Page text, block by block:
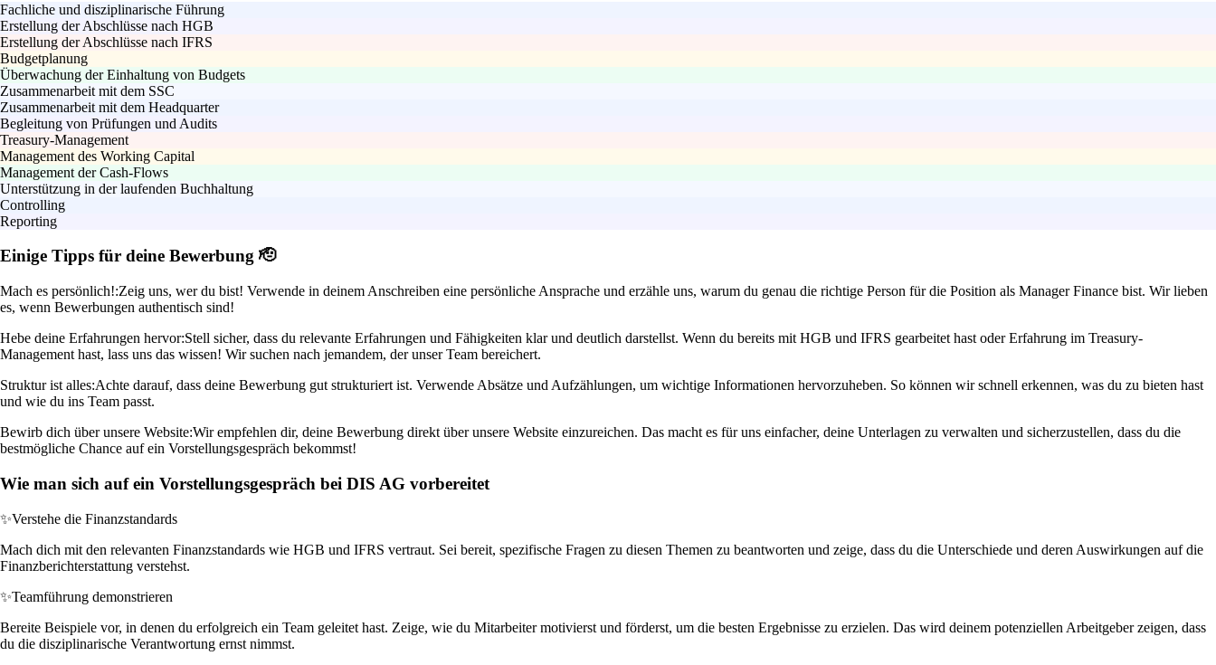
Fachliche und disziplinarische Führung
Erstellung der Abschlüsse nach HGB
Erstellung der Abschlüsse nach IFRS
Budgetplanung
Überwachung der Einhaltung von Budgets
Zusammenarbeit mit dem SSC
Zusammenarbeit mit dem Headquarter
Begleitung von Prüfungen und Audits
Treasury-Management
Management des Working Capital
Management der Cash-Flows
Unterstützung in der laufenden Buchhaltung
Controlling
Reporting
Einige Tipps für deine Bewerbung 🫡
Mach es persönlich!:Zeig uns, wer du bist! Verwende in deinem Anschreiben eine persönliche Ansprache und erzähle uns, warum du genau die richtige Person für die Position als Manager Finance bist. Wir lieben
es, wenn Bewerbungen authentisch sind!
Hebe deine Erfahrungen hervor:Stell sicher, dass du relevante Erfahrungen und Fähigkeiten klar und deutlich darstellst. Wenn du bereits mit HGB und IFRS gearbeitet hast oder Erfahrung im Treasury-
Management hast, lass uns das wissen! Wir suchen nach jemandem, der unser Team bereichert.
Struktur ist alles:Achte darauf, dass deine Bewerbung gut strukturiert ist. Verwende Absätze und Aufzählungen, um wichtige Informationen hervorzuheben. So können wir schnell erkennen, was du zu bieten hast
und wie du ins Team passt.
Bewirb dich über unsere Website:Wir empfehlen dir, deine Bewerbung direkt über unsere Website einzureichen. Das macht es für uns einfacher, deine Unterlagen zu verwalten und sicherzustellen, dass du die
bestmögliche Chance auf ein Vorstellungsgespräch bekommst!
Wie man sich auf ein Vorstellungsgespräch bei DIS AG vorbereitet
✨Verstehe die Finanzstandards
Mach dich mit den relevanten Finanzstandards wie HGB und IFRS vertraut. Sei bereit, spezifische Fragen zu diesen Themen zu beantworten und zeige, dass du die Unterschiede und deren Auswirkungen auf die
Finanzberichterstattung verstehst.
✨Teamführung demonstrieren
Bereite Beispiele vor, in denen du erfolgreich ein Team geleitet hast. Zeige, wie du Mitarbeiter motivierst und förderst, um die besten Ergebnisse zu erzielen. Das wird deinem potenziellen Arbeitgeber zeigen, dass
du die disziplinarische Verantwortung ernst nimmst.